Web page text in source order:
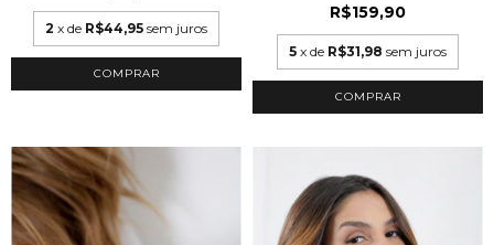
2 x de R$44,95 sem juros
COMPRAR
R$159,90
5 x de R$31,98 sem juros
COMPRAR